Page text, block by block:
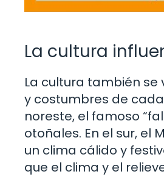
La cultura
La cultura también
y costumbres de
noreste, el famoso
otoñales. En el sur, el
un clima cálido y
que el clima y el